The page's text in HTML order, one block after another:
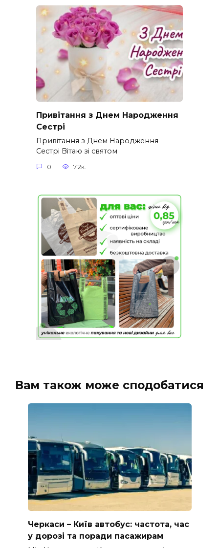
Привітання з Днем Народження
Сестрі
Привітання з Днем Народження
Сестрі Вітаю зі святом
0 7.2к.
Вам також може сподобатися
Черкаси – Київ автобус: частота, час
у дорозі та поради пасажирам